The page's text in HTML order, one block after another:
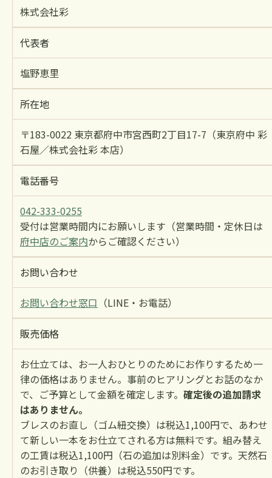
株式会社彩
代表者
塩野恵里
所在地
〒183-0022 東京都府中市宮西町2丁目17-7（東京府中 彩
石屋／株式会社彩 本店）
電話番号
042-333-0255
受付は営業時間内にお願いします（営業時間・定休日は
府中店のご案内からご確認ください）
お問い合わせ
お問い合わせ窓口 （LINE・お電話）
販売価格
お仕立ては、お一人おひとりのためにお作りするため一
律の価格はありません。事前のヒアリングとお話のなか
で、ご予算として金額を確定します。 確定後の追加請求
はありません。
ブレスのお直し（ゴム紐交換）は税込1,100円で、あわせ
て新しい一本をお仕立てされる方は無料です。組み替え
の工賃は税込1,100円（石の追加は別料金）です。天然石
のお引き取り（供養）は税込550円です。